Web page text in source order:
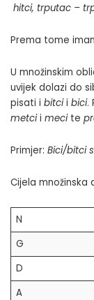
hitci, trputac –
Prema tome
U množinskim
uvijek dolazi do
pisati i bitcii bici.
metcii mecite
Primjer: Bici/bitci
Cijela množinska
N
G
D
A